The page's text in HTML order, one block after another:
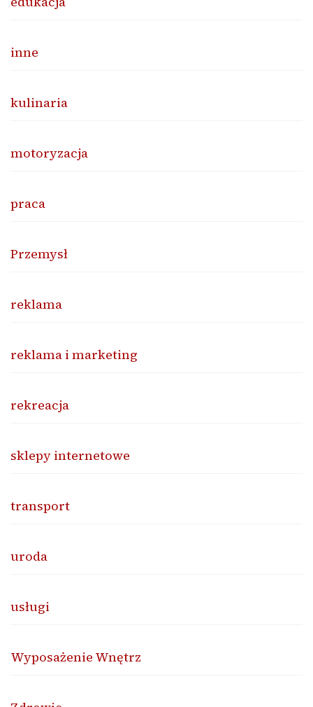
inne
kulinaria
motoryzacja
praca
Przemysł
reklama
reklama i marketing
rekreacja
sklepy internetowe
transport
uroda
usługi
Wyposażenie Wnętrz